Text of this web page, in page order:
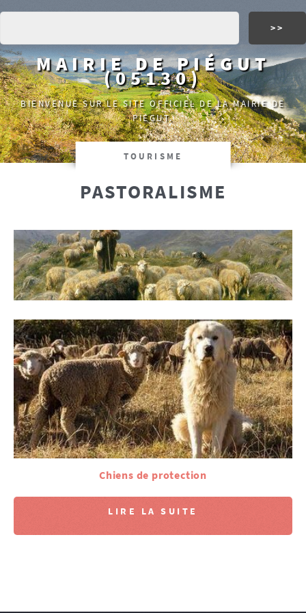
MAIRIE DE PIÉGUT
(05130)
BIENVENUE SUR LE SITE OFFICIEL DE LA MAIRIE DE
PIÉGUT.
TOURISME
PASTORALISME
Chiens de protection
LIRE LA SUITE